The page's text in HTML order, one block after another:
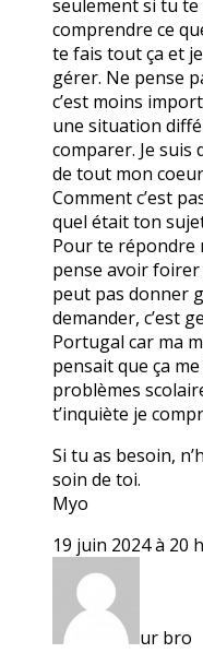
seulement si tu te
comprendre ce
te fais tout ça et
gérer. Ne pense
c’est moins
une situation
comparer. Je suis
de tout mon
Comment c’est
quel était ton
Pour te répondre
pense avoir
peut pas donner
demander, c’est
Portugal car ma
pensait que ça
problèmes
t’inquiète je
Si tu as besoin,
soin de toi.
Myo
19 juin 2024 à 20
ur bro